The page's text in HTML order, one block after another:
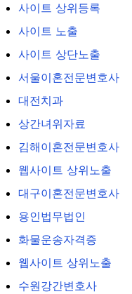
사이트 상위등록
사이트 노출
사이트 상단노출
서울이혼전문변호사
대전치과
상간녀위자료
김해이혼전문변호사
웹사이트 상위노출
대구이혼전문변호사
용인법무법인
화물운송자격증
웹사이트 상위노출
수원강간변호사